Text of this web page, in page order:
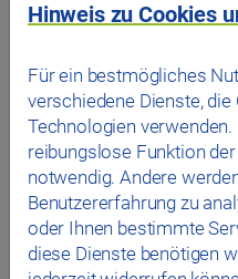
24.09.2025
das
Spende die
das Stadtwerk.Donau-
Eissportverein
Spende über 5.000
Hinweis zu Cookies
Für ein bestmögliches
verschiedene Dienste,
Technologien
reibungslose Funktion
notwendig. Andere
Benutzererfahrung zu
oder Ihnen bestimmte
diese Dienste benötigen